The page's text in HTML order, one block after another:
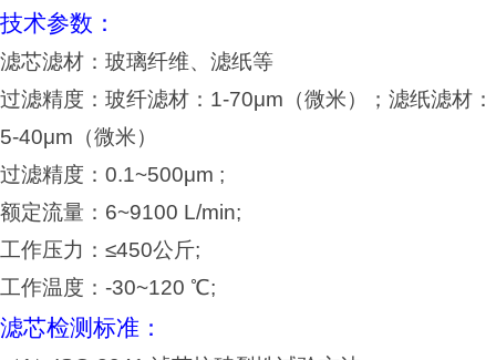
技术参数：
滤芯滤材：玻璃纤维、滤纸等
过滤精度：玻纤滤材：1-70μm（微米）；滤纸滤材：
5-40μm（微米）
过滤精度：0.1~500μm ;
额定流量：6~9100 L/min;
工作压力：≤450公斤;
工作温度：-30~120 ℃;
滤芯检测标准：